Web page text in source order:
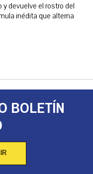
y devuelve el rostro del
inédita que alterna
BOLETÍN